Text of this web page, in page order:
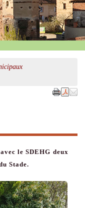
le SDEHG deux
Stade.